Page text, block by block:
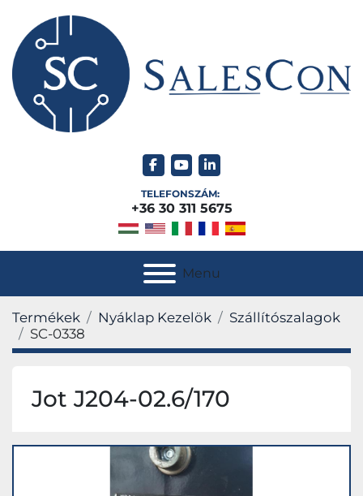
facebook
youtubelinkedin
TELEFONSZÁM:
+36 30 311 5675
Menu
Termékek Nyáklap Kezelök
Szállítószalagok
SC-0338
Jot J204-02.6/170